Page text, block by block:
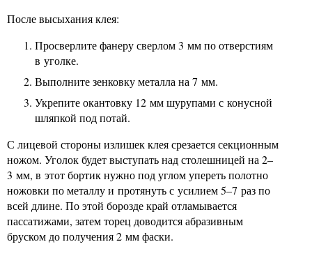
После высыхания клея:
Просверлите фанеру сверлом 3 мм по отверстиям
в уголке.
Выполните зенковку металла на 7 мм.
Укрепите окантовку 12 мм шурупами с конусной
шляпкой под потай.
С лицевой стороны излишек клея срезается секционным
ножом. Уголок будет выступать над столешницей на 2–
3 мм, в этот бортик нужно под углом упереть полотно
ножовки по металлу и протянуть с усилием 5–7 раз по
всей длине. По этой борозде край отламывается
пассатижами, затем торец доводится абразивным
бруском до получения 2 мм фаски.